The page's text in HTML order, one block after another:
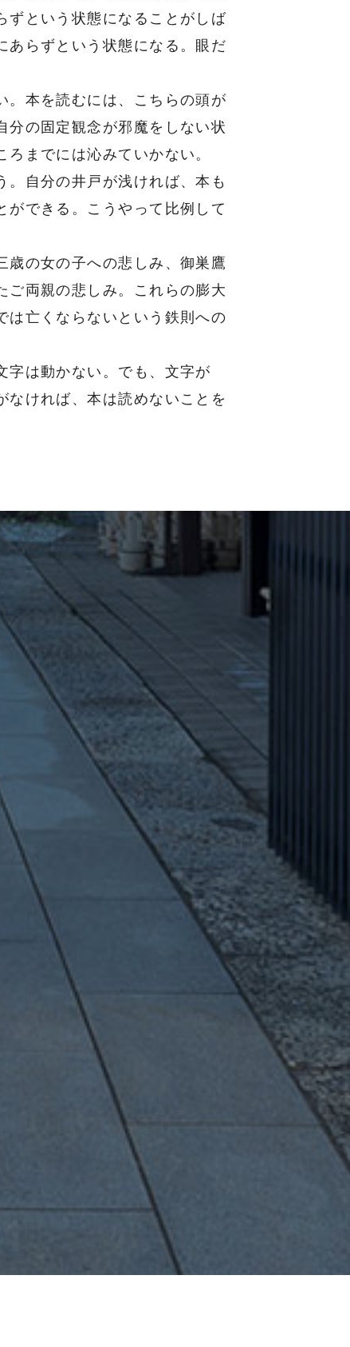
ずという状態になることがしば
あらずという状態になる。眼だ
本を読むには、こちらの頭が
分の固定観念が邪魔をしない状
までには沁みていかない。
自分の井戸が浅ければ、本も
ができる。こうやって比例して
の女の子への悲しみ、御巣鷹
ご両親の悲しみ。これらの膨大
は亡くならないという鉄則への
字は動かない。でも、文字が
なければ、本は読めないことを